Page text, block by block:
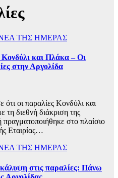
ΤΗΣ ΗΜΕΡΑΣ
και Πλάκα – Οι
στην Αργολίδα
οι παραλίες Κονδύλι και
τη διεθνή διάκριση της
στο πλαίσιο
Εταιρίας…
ΤΗΣ ΗΜΕΡΑΣ
στις παραλίες: Πάνω